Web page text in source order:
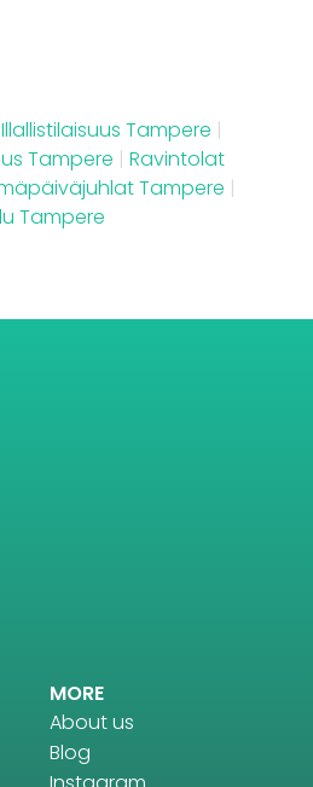
Illallistilaisuus Tampere |
Tampere | Ravintolat
Tampere |
Tampere
MORE
About us
Blog